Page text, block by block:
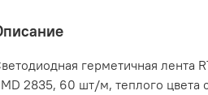
герметичная
2835, 60 шт/м, теплого